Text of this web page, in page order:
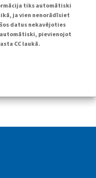
tiks automātiski
ja vien nenorādīsiet
datus nekavējoties
automātiski, pievienojot
CC laukā.